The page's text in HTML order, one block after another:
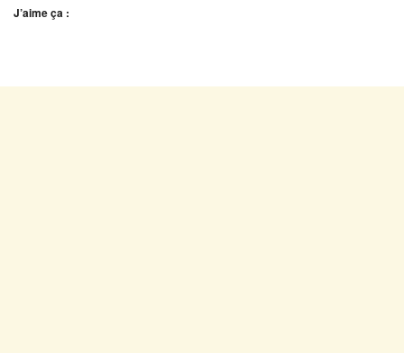
J’aime ça :